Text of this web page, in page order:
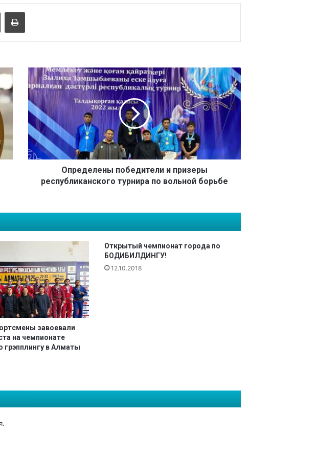
О
п
р
е
д
е
л
е
н
е
и
л
и
и
п
р
и
з
е
р
Определены победители и призеры
республиканского турнира по вольной борьбе
завоевали
на чемпионате
грэпплингу в Алматы
Открытый чемпионат города по
БОДИБИЛДИНГУ!
12.10.2018
.